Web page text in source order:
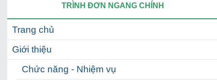
TRÌNH ĐƠN NGANG CHÍNH
Trang chủ
Giới thiệu
Chức năng - Nhiệm vụ